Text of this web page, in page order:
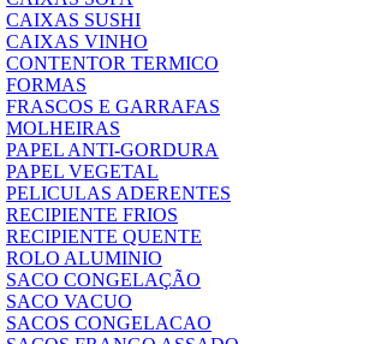
CAIXAS SUSHI
CAIXAS VINHO
CONTENTOR TERMICO
FORMAS
FRASCOS E GARRAFAS
MOLHEIRAS
PAPEL ANTI-GORDURA
PAPEL VEGETAL
PELICULAS ADERENTES
RECIPIENTE FRIOS
RECIPIENTE QUENTE
ROLO ALUMINIO
SACO CONGELAÇÃO
SACO VACUO
SACOS CONGELACAO